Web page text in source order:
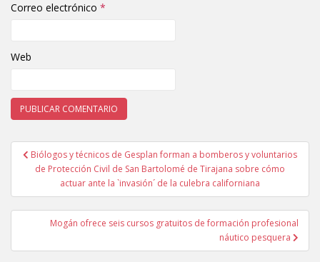
Correo electrónico *
Web
Navegación de entradas
Biólogos y técnicos de Gesplan forman a bomberos y voluntarios
de Protección Civil de San Bartolomé de Tirajana sobre cómo
actuar ante la `invasión´ de la culebra californiana
Mogán ofrece seis cursos gratuitos de formación profesional
náutico pesquera